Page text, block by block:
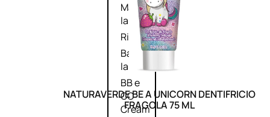
Matita
labbra
Rimpolpante
Balsamo
labbra
BB e
CC
Cream
NATURAVERDE BE A UNICORN DENTIFRICIO
FRAGOLA 75 ML